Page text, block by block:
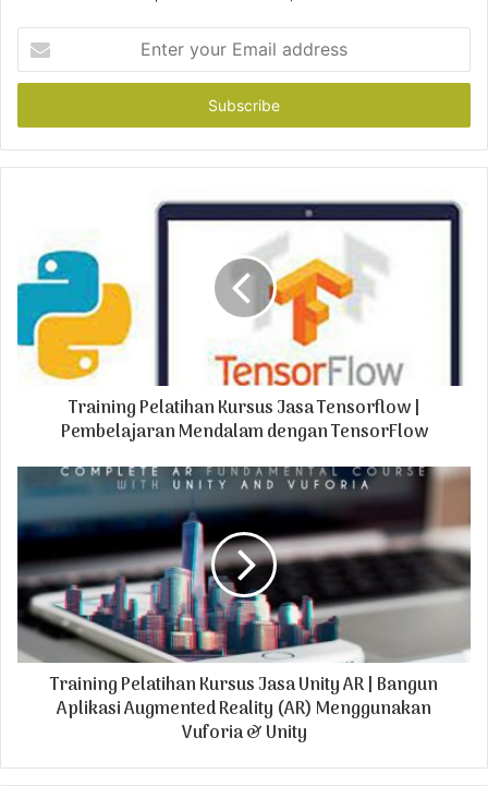
t
r
y
a
l
a
Training Pelatihan Kursus Jasa Tensorflow |
Pembelajaran Mendalam dengan TensorFlow
Training Pelatihan Kursus Jasa Unity AR | Bangun
Aplikasi Augmented Reality (AR) Menggunakan
Vuforia & Unity